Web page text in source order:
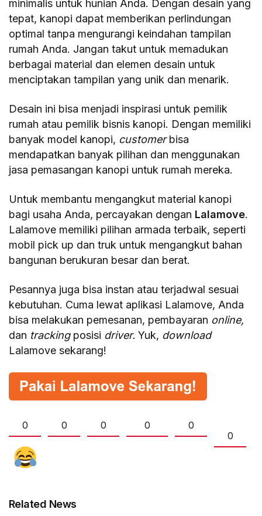
minimalis untuk hunian Anda. Dengan desain yang
tepat, kanopi dapat memberikan perlindungan
optimal tanpa mengurangi keindahan tampilan
rumah Anda. Jangan takut untuk memadukan
berbagai material dan elemen desain untuk
menciptakan tampilan yang unik dan menarik.
Desain ini bisa menjadi inspirasi untuk pemilik
rumah atau pemilik bisnis kanopi. Dengan memiliki
banyak model kanopi, customerbisa
mendapatkan banyak pilihan dan menggunakan
jasa pemasangan kanopi untuk rumah mereka.
Untuk membantu mengangkut material kanopi
bagi usaha Anda, percayakan dengan Lalamove.
Lalamove memiliki pilihan armada terbaik, seperti
mobil pick up dan truk untuk mengangkut bahan
bangunan berukuran besar dan berat.
Pesannya juga bisa instan atau terjadwal sesuai
kebutuhan. Cuma lewat aplikasi Lalamove, Anda
bisa melakukan pemesanan, pembayaran online,
dan tracking posisi driver.Yuk, download
Lalamove sekarang!
0 0 0 0
0
0
Related News